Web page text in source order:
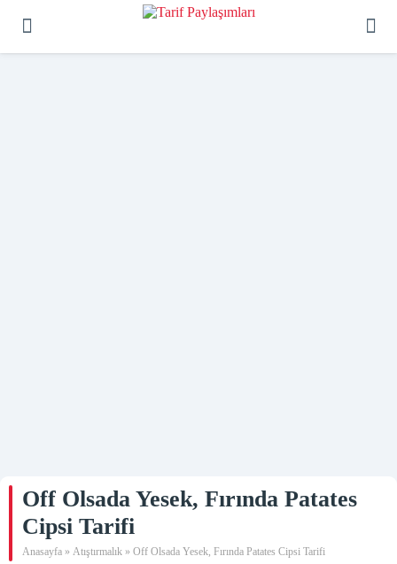
Off Olsada Yesek, Fırında Patates
Cipsi Tarifi
Anasayfa » Atıştırmalık » Off Olsada Yesek, Fırında Patates Cipsi Tarifi